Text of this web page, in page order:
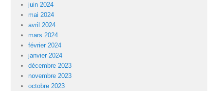
juin 2024
mai 2024
avril 2024
mars 2024
février 2024
janvier 2024
décembre 2023
novembre 2023
octobre 2023